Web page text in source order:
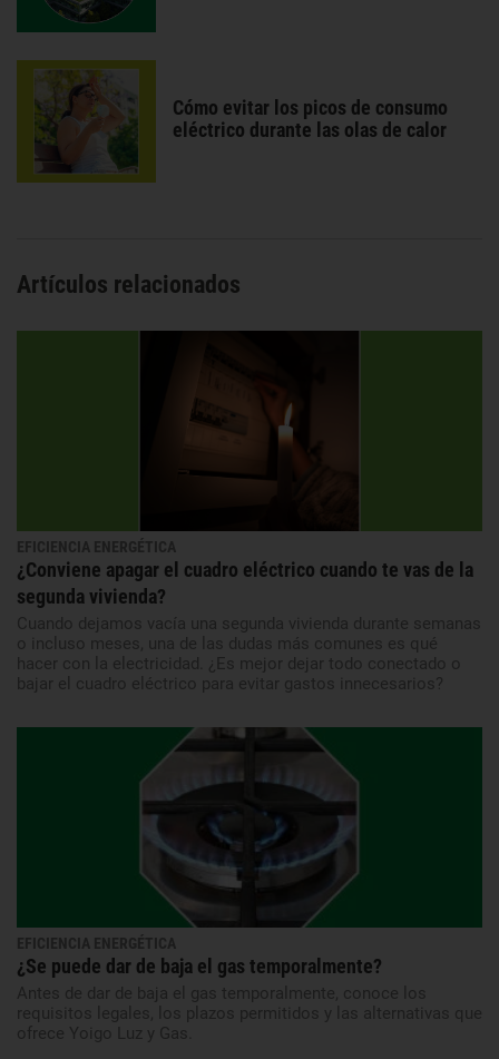
Cómo evitar los picos de consumo
eléctrico durante las olas de calor
Artículos relacionados
EFICIENCIA ENERGÉTICA
¿Conviene apagar el cuadro eléctrico cuando te vas de la
segunda vivienda?
Cuando dejamos vacía una segunda vivienda durante semanas
o incluso meses, una de las dudas más comunes es qué
hacer con la electricidad. ¿Es mejor dejar todo conectado o
bajar el cuadro eléctrico para evitar gastos innecesarios?
EFICIENCIA ENERGÉTICA
¿Se puede dar de baja el gas temporalmente?
Antes de dar de baja el gas temporalmente, conoce los
requisitos legales, los plazos permitidos y las alternativas que
ofrece Yoigo Luz y Gas.